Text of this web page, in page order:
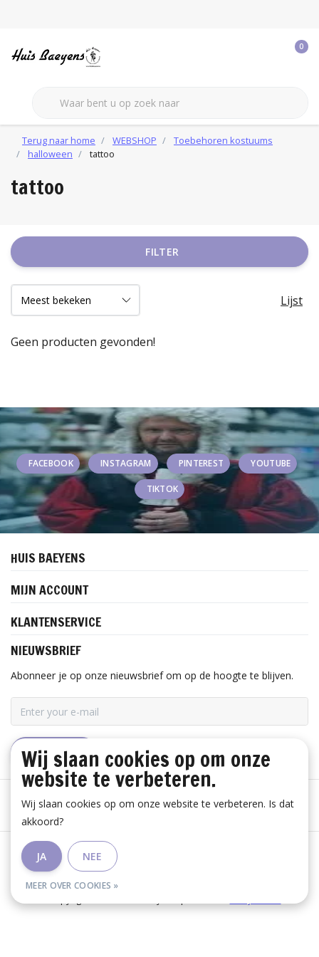
0
Terug naar home WEBSHOP
Toebehoren kostuums
halloween
tattoo
tattoo
FILTER
Lijst
Geen producten gevonden!
FACEBOOK INSTAGRAM PINTEREST YOUTUBE
TIKTOK
HUIS BAEYENS
MIJN ACCOUNT
KLANTENSERVICE
NIEUWSBRIEF
Abonneer je op onze nieuwsbrief om op de hoogte te blijven.
ABONNEER
Algemene voorwaarden
Wij slaan cookies op om onze
website te verbeteren.
Wij slaan cookies op om onze website te verbeteren. Is dat
akkoord?
JA NEE
MEER OVER COOKIES »